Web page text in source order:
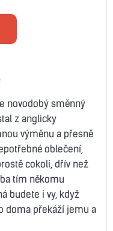
novodobý směnný
z anglicky
výměnu a přesně
oblečení,
cokoli, dřív než
tím někomu
budete i vy, když
doma překáží jemu a